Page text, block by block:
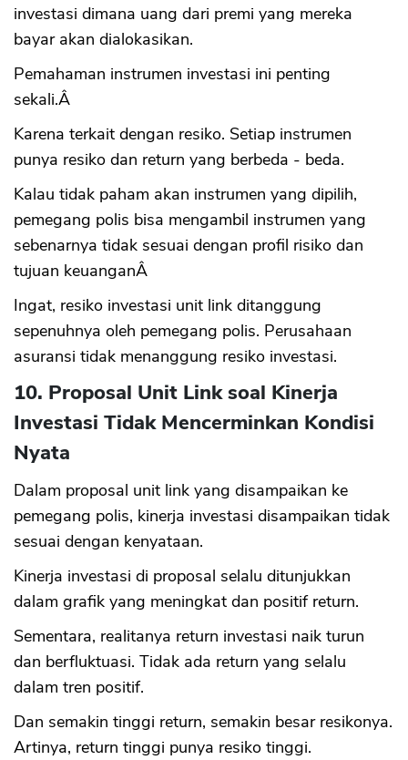
investasi dimana uang dari premi yang mereka
bayar akan dialokasikan.
Pemahaman instrumen investasi ini penting
sekali.Â
Karena terkait dengan resiko. Setiap instrumen
punya resiko dan return yang berbeda - beda.
Kalau tidak paham akan instrumen yang dipilih,
pemegang polis bisa mengambil instrumen yang
sebenarnya tidak sesuai dengan profil risiko dan
tujuan keuanganÂ
Ingat, resiko investasi unit link ditanggung
sepenuhnya oleh pemegang polis. Perusahaan
asuransi tidak menanggung resiko investasi.
10. Proposal Unit Link soal Kinerja
Investasi Tidak Mencerminkan Kondisi
Nyata
Dalam proposal unit link yang disampaikan ke
pemegang polis, kinerja investasi disampaikan tidak
sesuai dengan kenyataan.
Kinerja investasi di proposal selalu ditunjukkan
dalam grafik yang meningkat dan positif return.
Sementara, realitanya return investasi naik turun
dan berfluktuasi. Tidak ada return yang selalu
dalam tren positif.
Dan semakin tinggi return, semakin besar resikonya.
Artinya, return tinggi punya resiko tinggi.